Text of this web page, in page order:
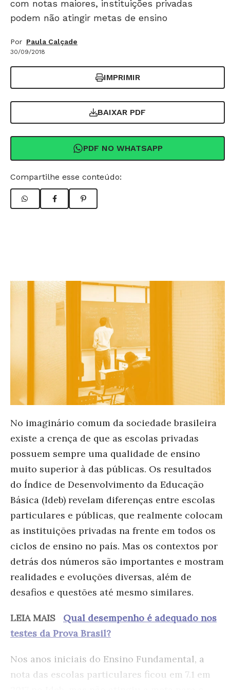
com notas maiores, instituições privadas
podem não atingir metas de ensino
Por Paula Calçade
30/09/2018
IMPRIMIR
BAIXAR PDF
PDF NO WHATSAPP
Compartilhe esse conteúdo:
No imaginário comum da sociedade brasileira
existe a crença de que as escolas privadas
possuem sempre uma qualidade de ensino
muito superior à das públicas. Os resultados
do Índice de Desenvolvimento da Educação
Básica (Ideb) revelam diferenças entre escolas
particulares e públicas, que realmente colocam
as instituições privadas na frente em todos os
ciclos de ensino no país. Mas os contextos por
detrás dos números são importantes e mostram
realidades e evoluções diversas, além de
desafios e questões até mesmo similares.
LEIA MAIS Qual desempenho é adequado nos
testes da Prova Brasil?
Nos anos iniciais do Ensino Fundamental, a
nota das escolas particulares ficou em 7.1 em